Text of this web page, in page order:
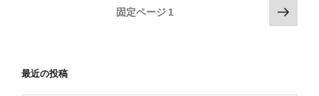
ペ
固定ページ 1
次
の
最近の投稿